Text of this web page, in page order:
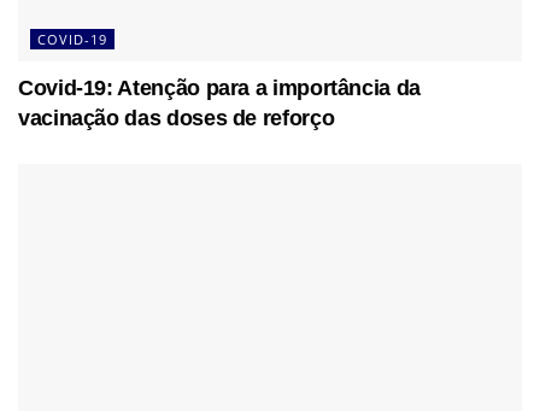
COVID-19
Covid-19: Atenção para a importância da
vacinação das doses de reforço